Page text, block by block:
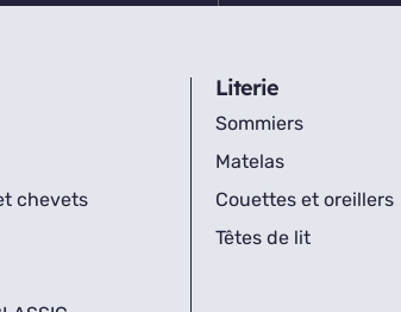
chevets
Literie
Sommiers
Matelas
Couettes et oreillers
Têtes de lit